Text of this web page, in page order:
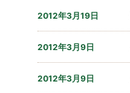
2012年3月19日
2012年3月9日
2012年3月9日